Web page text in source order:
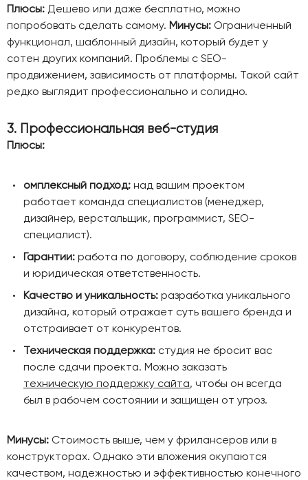
Плюсы: Дешево или даже бесплатно, можно
попробовать сделать самому. Минусы: Ограниченный
функционал, шаблонный дизайн, который будет у
сотен других компаний. Проблемы с SEO-
продвижением, зависимость от платформы. Такой сайт
редко выглядит профессионально и солидно.
3. Профессиональная веб-студия
Плюсы:
омплексный подход: над вашим проектом
работает команда специалистов (менеджер,
дизайнер, верстальщик, программист, SEO-
специалист).
Гарантии: работа по договору, соблюдение сроков
и юридическая ответственность.
Качество и уникальность: разработка уникального
дизайна, который отражает суть вашего бренда и
отстраивает от конкурентов.
Техническая поддержка: студия не бросит вас
после сдачи проекта. Можно заказать
техническую поддержку сайта, чтобы он всегда
был в рабочем состоянии и защищен от угроз.
Минусы: Стоимость выше, чем у фрилансеров или в
конструкторах. Однако эти вложения окупаются
качеством, надежностью и эффективностью конечного